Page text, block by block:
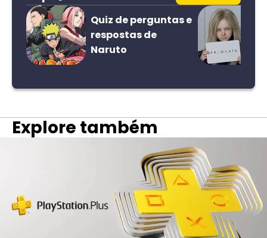
Quiz de perguntas e
respostas de
Naruto
Explore também